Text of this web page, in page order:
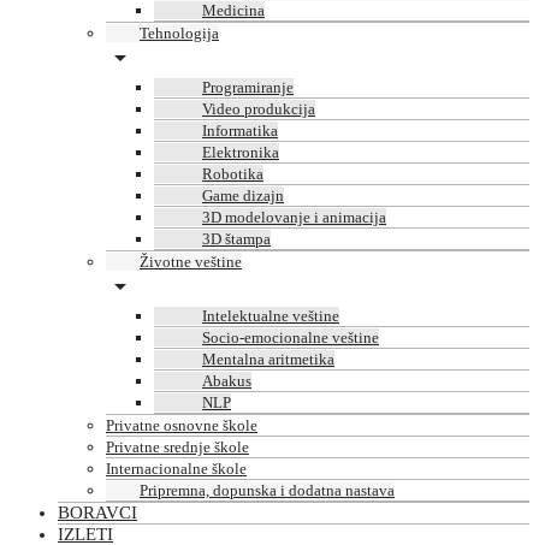
Medicina
Tehnologija
Programiranje
Video produkcija
Informatika
Elektronika
Robotika
Game dizajn
3D modelovanje i animacija
3D štampa
Životne veštine
Intelektualne veštine
Socio-emocionalne veštine
Mentalna aritmetika
Abakus
NLP
Privatne osnovne škole
Privatne srednje škole
Internacionalne škole
Pripremna, dopunska i dodatna nastava
BORAVCI
IZLETI